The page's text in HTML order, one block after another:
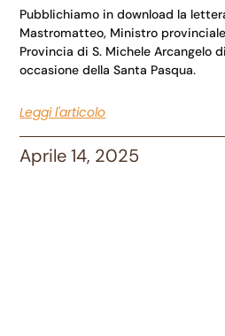
Pubblichiamo in download la
Mastromatteo, Ministro
Provincia di S. Michele Arcangelo
occasione della Santa Pasqua.
Leggi l'articolo
Aprile 14, 2025